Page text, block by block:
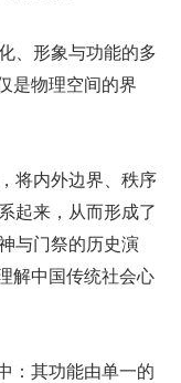
、形象与功能的多
是物理空间的界
将内外边界、秩序
起来，从而形成了
与门祭的历史演
解中国传统社会心
：其功能由单一的